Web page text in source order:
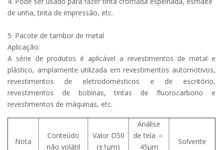
de unha, tinta de impressão, etc.
5. Pacote de tambor de metal
Aplicação:
A série de produtos é aplicável a revestimentos de metal e
plástico, amplamente utilizada em revestimentos automotivos,
revestimentos de eletrodomésticos e de escritório,
revestimentos de bobinas, tintas de fluorocarbono e
revestimentos de máquinas, etc.
Nota
Conteúdo
não volátil
Valor D50
(±1μm)
Análise
de tela ＜
45μm
Solvente